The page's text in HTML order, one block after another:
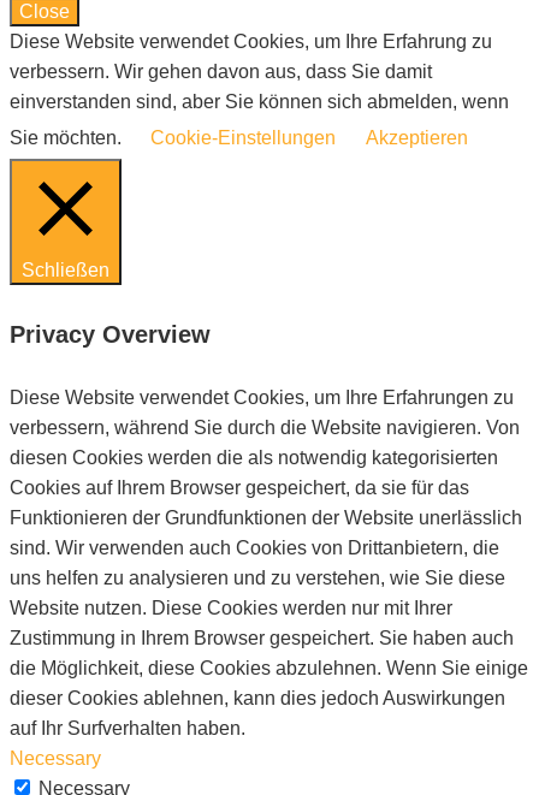
Close
Diese Website verwendet Cookies, um Ihre Erfahrung zu
verbessern. Wir gehen davon aus, dass Sie damit
einverstanden sind, aber Sie können sich abmelden, wenn
Sie möchten.
Cookie-Einstellungen Akzeptieren
Schließen
Privacy Overview
Diese Website verwendet Cookies, um Ihre Erfahrungen zu
verbessern, während Sie durch die Website navigieren. Von
diesen Cookies werden die als notwendig kategorisierten
Cookies auf Ihrem Browser gespeichert, da sie für das
Funktionieren der Grundfunktionen der Website unerlässlich
sind. Wir verwenden auch Cookies von Drittanbietern, die
uns helfen zu analysieren und zu verstehen, wie Sie diese
Website nutzen. Diese Cookies werden nur mit Ihrer
Zustimmung in Ihrem Browser gespeichert. Sie haben auch
die Möglichkeit, diese Cookies abzulehnen. Wenn Sie einige
dieser Cookies ablehnen, kann dies jedoch Auswirkungen
auf Ihr Surfverhalten haben.
Necessary
Necessary